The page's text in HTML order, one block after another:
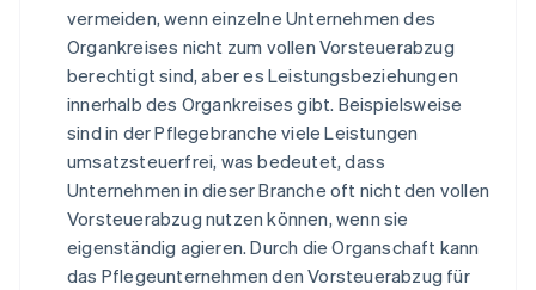
vermeiden, wenn einzelne Unternehmen des
Organkreises nicht zum vollen Vorsteuerabzug
berechtigt sind, aber es Leistungsbeziehungen
innerhalb des Organkreises gibt. Beispielsweise
sind in der Pflegebranche viele Leistungen
umsatzsteuerfrei, was bedeutet, dass
Unternehmen in dieser Branche oft nicht den vollen
Vorsteuerabzug nutzen können, wenn sie
eigenständig agieren. Durch die Organschaft kann
das Pflegeunternehmen den Vorsteuerabzug für